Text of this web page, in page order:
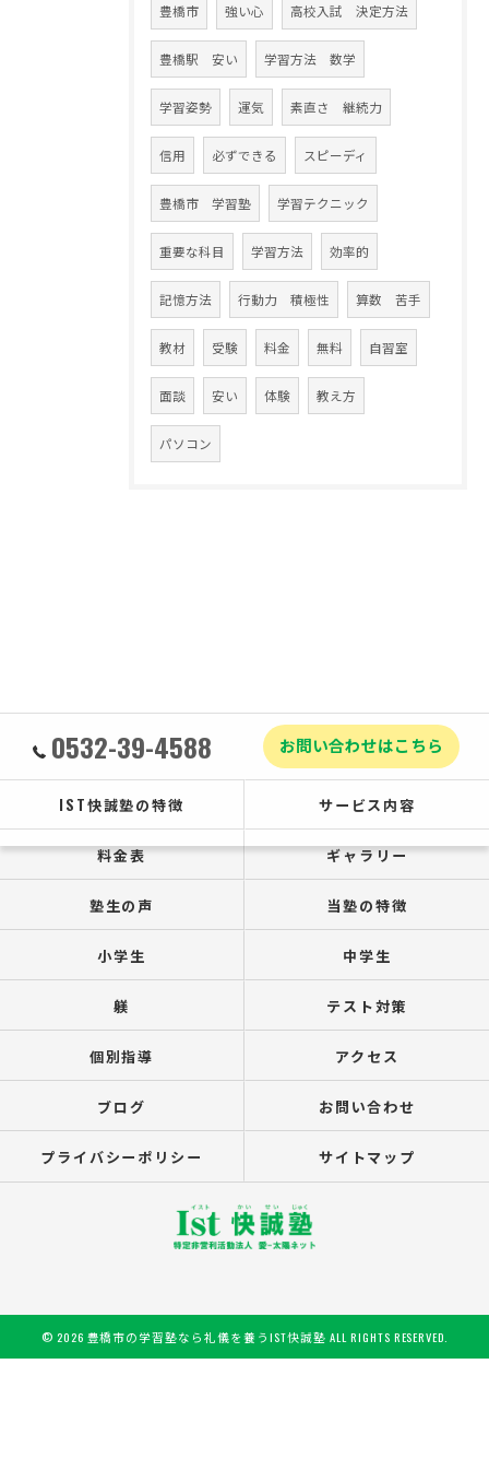
豊橋市 強い心 高校入試 決定方法
豊橋駅 安い 学習方法 数学
学習姿勢 運気 素直さ 継続力
信用 必ずできる スピーディ
豊橋市 学習塾 学習テクニック
重要な科目 学習方法 効率的
記憶方法 行動力 積極性 算数 苦手
教材 受験 料金 無料 自習室
面談 安い 体験 教え方
パソコン
0532-39-4588 お問い合わせはこちら
IST快誠塾の特徴 サービス内容
料金表 ギャラリー
塾生の声 当塾の特徴
小学生 中学生
躾 テスト対策
個別指導 アクセス
ブログ お問い合わせ
プライバシーポリシー サイトマップ
© 2026 豊橋市の学習塾なら礼儀を養うIST快誠塾 ALL RIGHTS RESERVED.